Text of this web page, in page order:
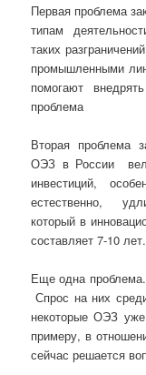
Первая проблема
типам
таких
промышленными
помогают
проблема
Вторая проблема
ОЭЗ в России
инвестиций,
естественно,
который в
составляет 7-10 лет.
Еще одна
Спрос на них
некоторые ОЭЗ
примеру, в
сейчас решается